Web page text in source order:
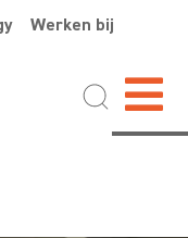
Werken bij